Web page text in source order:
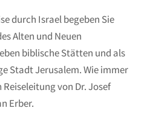
durch Israel begeben Sie
Alten und Neuen
biblische Stätten und als
Stadt Jerusalem. Wie immer
von Dr. Josef
Erber.